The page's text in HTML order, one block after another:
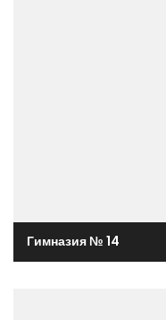
Гимназия № 14